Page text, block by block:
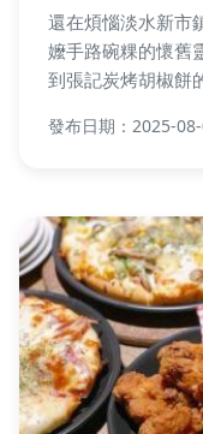
還在煩惱淡水新市
嬤手路碗粿的懷舊
到張記炭烤胡椒餅
巷弄裡的義式風情
發布日期：2025-08-